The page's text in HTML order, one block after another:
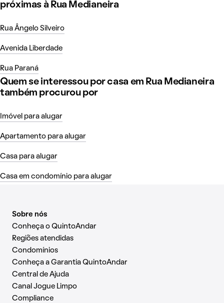
próximas à Rua Medianeira
Rua Ângelo Silveiro
Avenida Liberdade
Rua Paraná
Quem se interessou por casa em Rua Medianeira
também procurou por
Imóvel para alugar
Apartamento para alugar
Casa para alugar
Casa em condomínio para alugar
Sobre nós
Conheça o QuintoAndar
Regiões atendidas
Condomínios
Conheça a Garantia QuintoAndar
Central de Ajuda
Canal Jogue Limpo
Compliance